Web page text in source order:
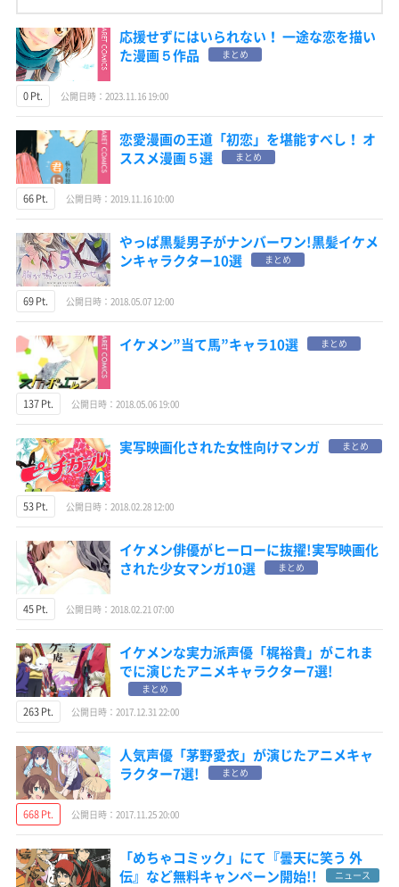
応援せずにはいられない！ 一途な恋を描い
た漫画５作品
まとめ
0 Pt. 公開日時：2023.11.16 19:00
恋愛漫画の王道「初恋」を堪能すべし！ オ
ススメ漫画５選
まとめ
66 Pt. 公開日時：2019.11.16 10:00
やっぱ黒髪男子がナンバーワン!黒髪イケメ
ンキャラクター10選
まとめ
69 Pt. 公開日時：2018.05.07 12:00
イケメン”当て馬”キャラ10選 まとめ
137 Pt. 公開日時：2018.05.06 19:00
実写映画化された女性向けマンガ まとめ
53 Pt. 公開日時：2018.02.28 12:00
イケメン俳優がヒーローに抜擢!実写映画化
された少女マンガ10選
まとめ
45 Pt. 公開日時：2018.02.21 07:00
イケメンな実力派声優「梶裕貴」がこれま
でに演じたアニメキャラクター7選!
まとめ
263 Pt. 公開日時：2017.12.31 22:00
人気声優「茅野愛衣」が演じたアニメキャ
ラクター7選!
まとめ
668 Pt. 公開日時：2017.11.25 20:00
「めちゃコミック」にて『曇天に笑う 外
伝』など無料キャンペーン開始!!
ニュース